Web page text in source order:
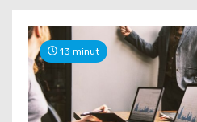
13 minut